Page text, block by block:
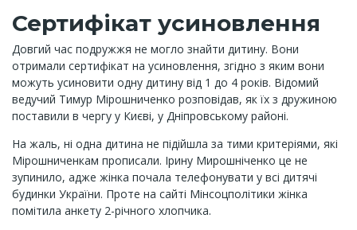
Сертифікат усиновлення
Довгий час подружжя не могло знайти дитину. Вони
отримали сертифікат на усиновлення, згідно з яким вони
можуть усиновити одну дитину від 1 до 4 років. Відомий
ведучий Тимур Мірошниченко розповідав, як їх з дружиною
поставили в чергу у Києві, у Дніпровському районі.
На жаль, ні одна дитина не підійшла за тими критеріями, які
Мірошниченкам прописали. Ірину Мирошніченко це не
зупинило, адже жінка почала телефонувати у всі дитячі
будинки України. Проте на сайті Мінсоцполітики жінка
помітила анкету 2-річного хлопчика.